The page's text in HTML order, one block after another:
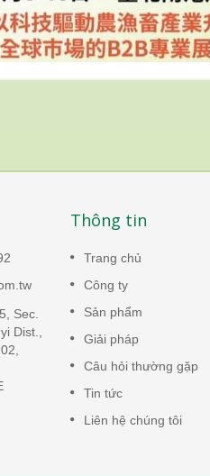
Sec.
Dist.,
Thông tin
Trang chủ
Công ty
Sản phẩm
Giải pháp
Câu hỏi thường gặp
Tin tức
Liên hệ chúng tôi
Bơm khí tuyến tính
Bơm khí tuyến tính có hiệu suất
hoạt động với tiếng ồn rất thấp
dưới 50 dB(A)
Đọc thêm